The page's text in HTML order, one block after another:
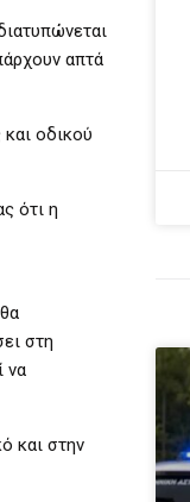
απτά
οδικού
ότι η
στη
να
και στην